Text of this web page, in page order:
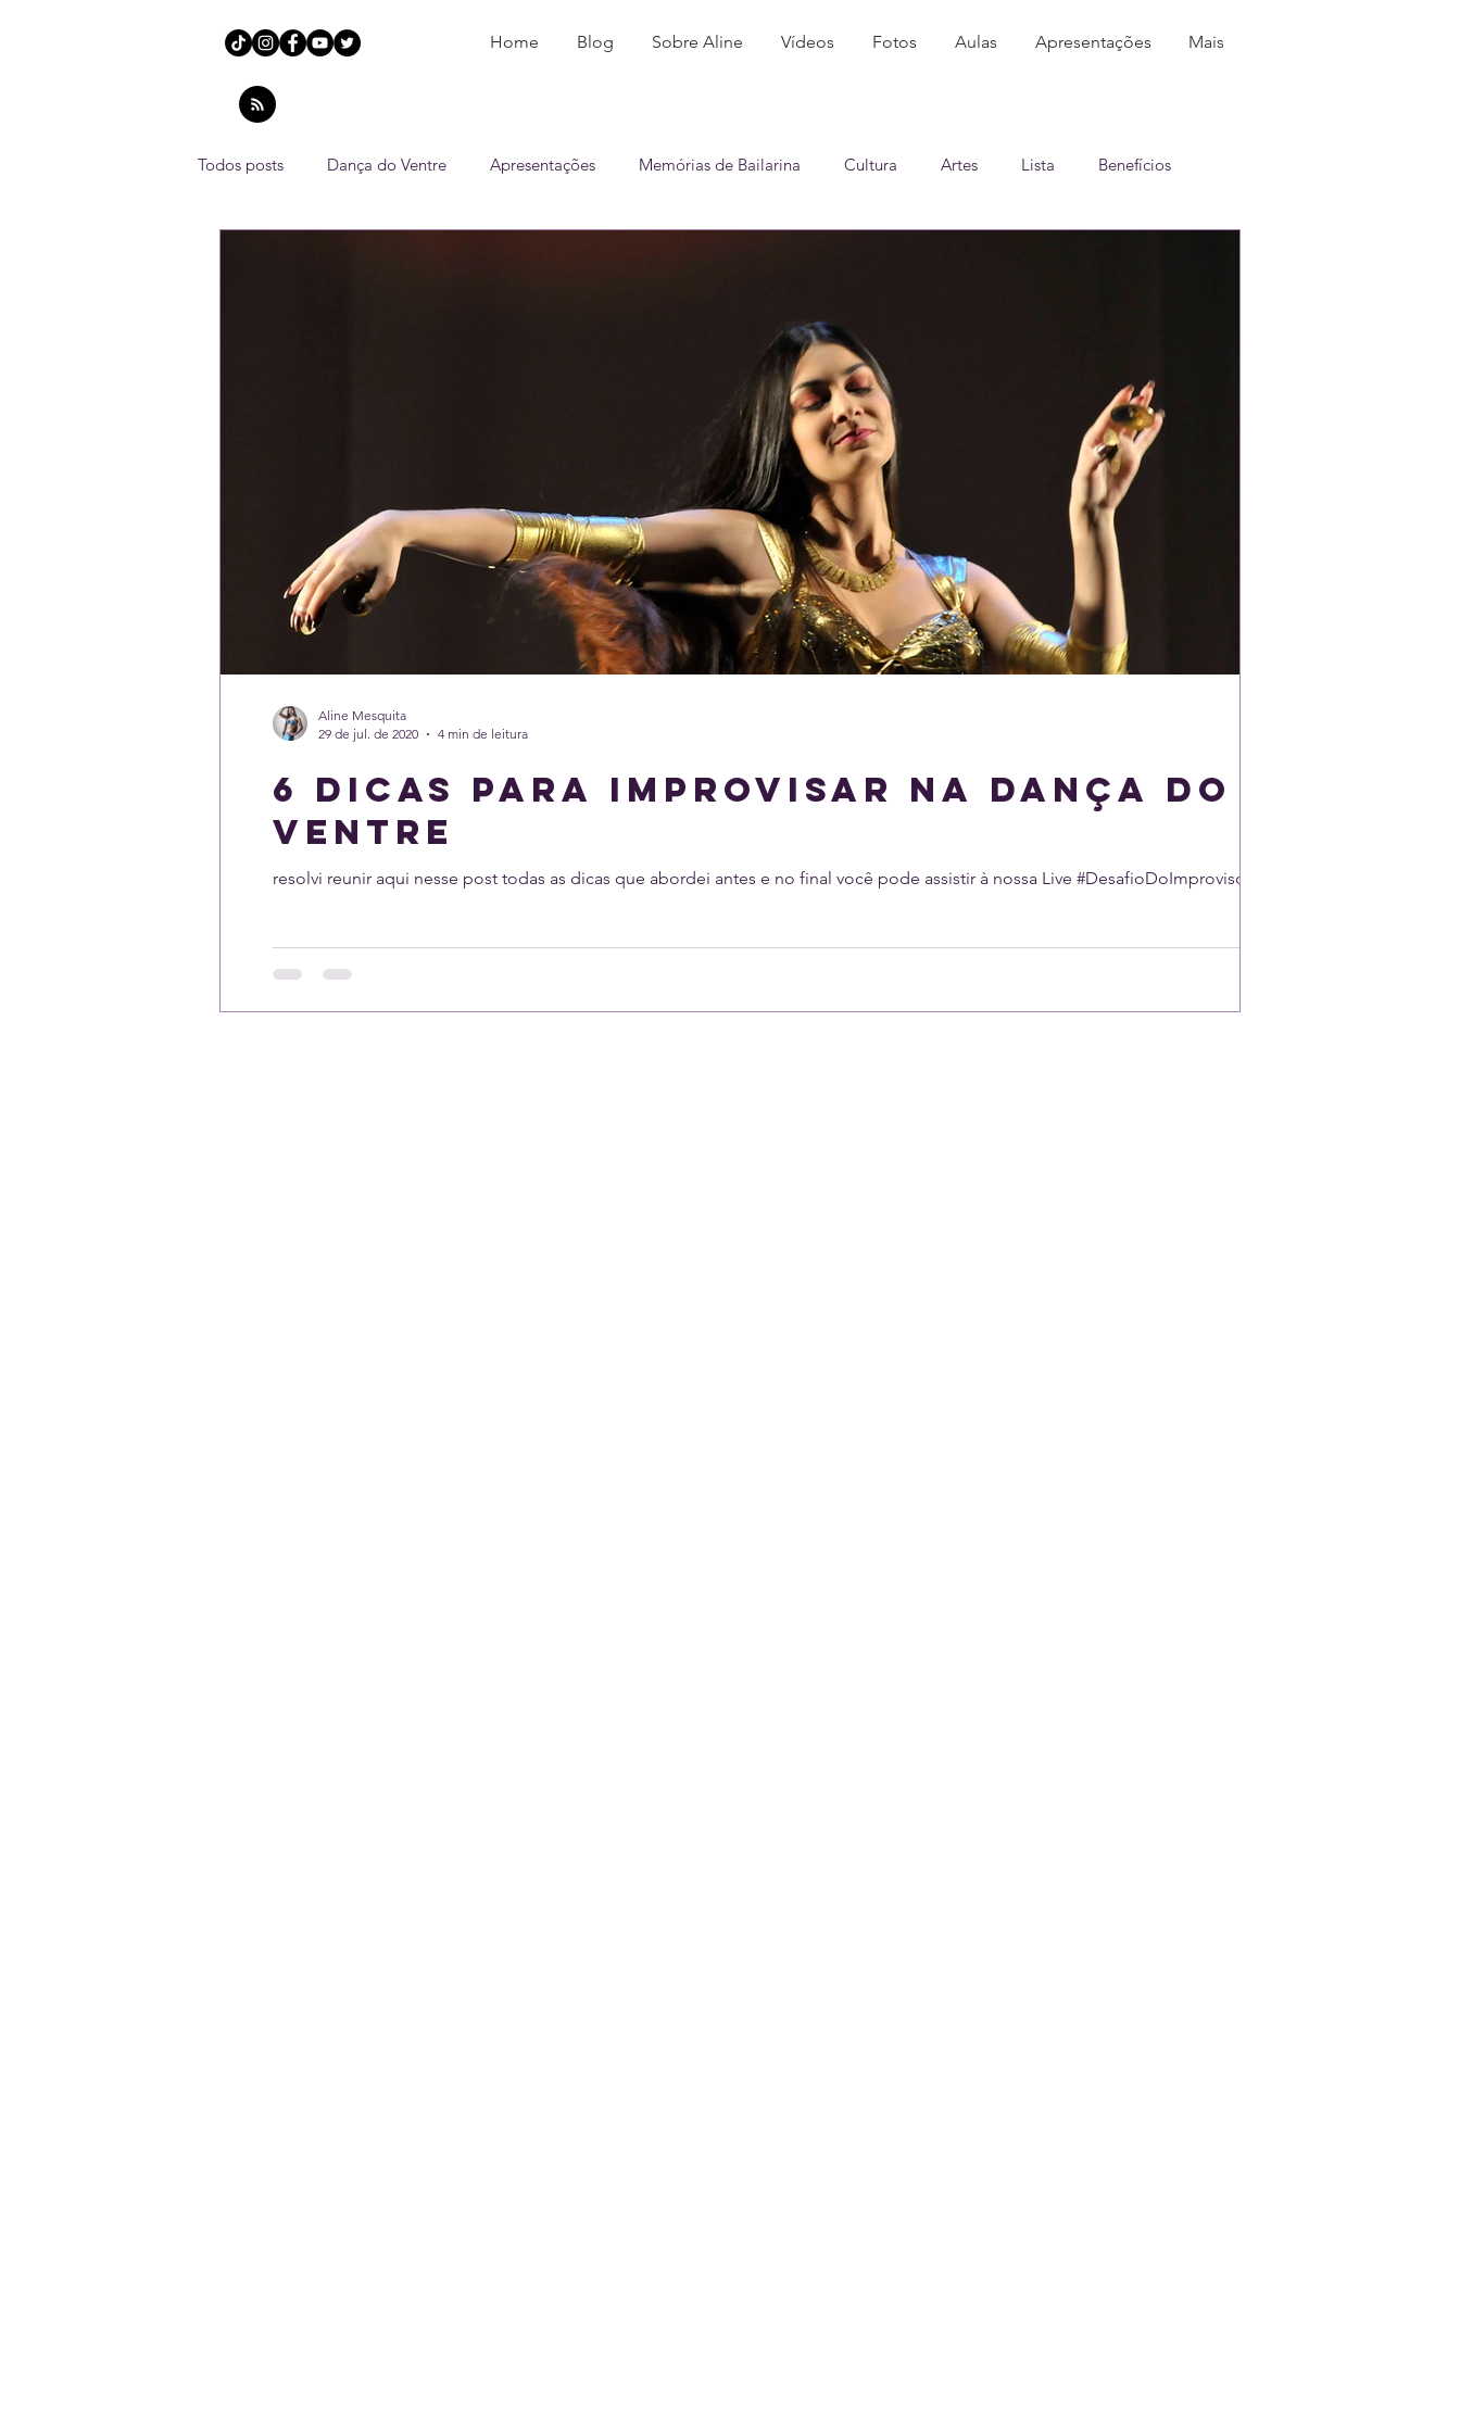
Home Blog Sobre Aline Vídeos Fotos Aulas Apresentações Mais
Todos posts Dança do Ventre Apresentações Memórias de Bailarina Cultura Artes Lista Benefícios
6 dicas para improvisar na dança do
ventre
resolvi reunir aqui nesse post todas as dicas que abordei antes e no final você pode assistir à nossa Live #DesafioDoImproviso.
Aline Mesquita
29 de jul. de 2020
4 min de leitura